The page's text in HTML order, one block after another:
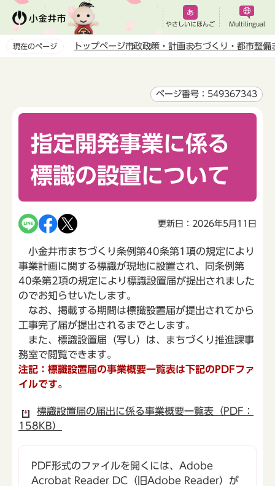
ペ
やさしいにほんご Multilingual
現在のページ トップページ市政政策・計画まちづくり・都市整備
ページ番号：549367343
指定開発事業に係る
標識の設置について
更新日：2026年5月11日
小金井市まちづくり条例第40条第1項の規定により
事業計画に関する標識が現地に設置され、同条例第
40条第2項の規定により標識設置届が提出されました
のでお知らせいたします。
なお、掲載する期間は標識設置届が提出されてから
工事完了届が提出されるまでとします。
また、標識設置届（写し）は、まちづくり推進課事
務室で閲覧できます。
注記：標識設置届の事業概要一覧表は下記のPDFファ
イルです。
標識設置届の届出に係る事業概要一覧表（PDF：
158KB）
PDF形式のファイルを開くには、Adobe
Acrobat Reader DC（旧Adobe Reader）が